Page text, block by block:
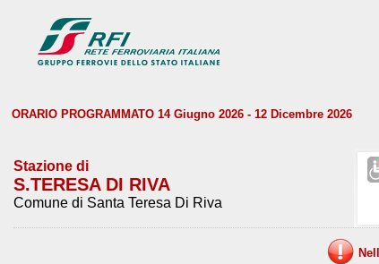
ORARIO PROGRAMMATO 14 Giugno 2026 - 12 Dicembre 2026
Stazione di
S.TERESA DI RIVA
Comune di Santa Teresa Di Riva